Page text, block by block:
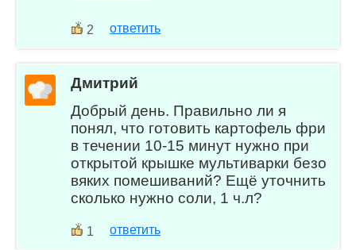
2 ответить
Дмитрий
Добрый день. Правильно ли я
понял, что готовить картофель фри
в течении 10-15 минут нужно при
открытой крышке мультиварки безо
вяких помешиваний? Ещё уточнить
сколько нужно соли, 1 ч.л?
1 ответить